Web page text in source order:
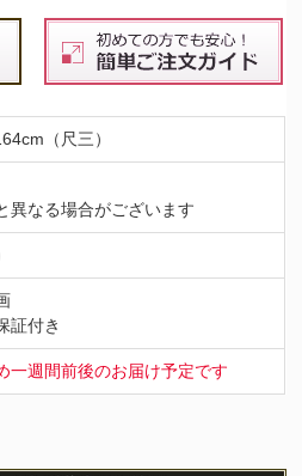
（尺三）
異なる場合がございます
証付き
一週間前後のお届け予定です